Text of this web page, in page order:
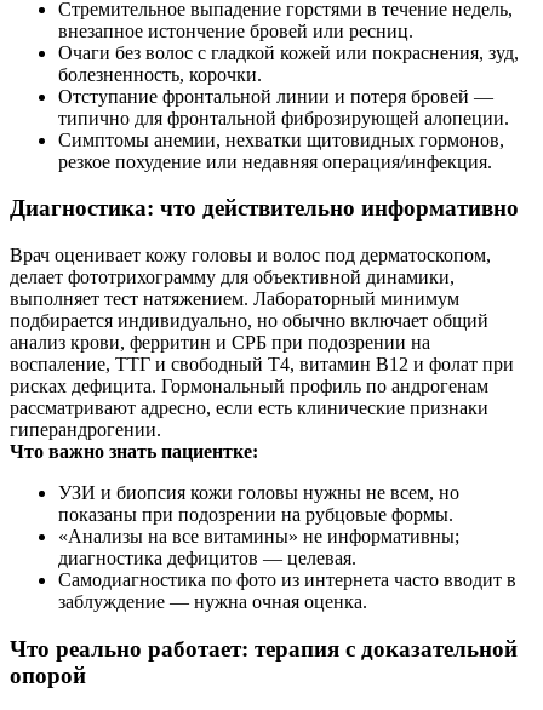
Стремительное выпадение горстями в течение недель,
внезапное истончение бровей или ресниц.
Очаги без волос с гладкой кожей или покраснения, зуд,
болезненность, корочки.
Отступание фронтальной линии и потеря бровей —
типично для фронтальной фиброзирующей алопеции.
Симптомы анемии, нехватки щитовидных гормонов,
резкое похудение или недавняя операция/инфекция.
Диагностика: что действительно информативно
Врач оценивает кожу головы и волос под дерматоскопом,
делает фототрихограмму для объективной динамики,
выполняет тест натяжением. Лабораторный минимум
подбирается индивидуально, но обычно включает общий
анализ крови, ферритин и СРБ при подозрении на
воспаление, ТТГ и свободный Т4, витамин В12 и фолат при
рисках дефицита. Гормональный профиль по андрогенам
рассматривают адресно, если есть клинические признаки
гиперандрогении.
Что важно знать пациентке:
УЗИ и биопсия кожи головы нужны не всем, но
показаны при подозрении на рубцовые формы.
«Анализы на все витамины» не информативны;
диагностика дефицитов — целевая.
Самодиагностика по фото из интернета часто вводит в
заблуждение — нужна очная оценка.
Что реально работает: терапия с доказательной
опорой